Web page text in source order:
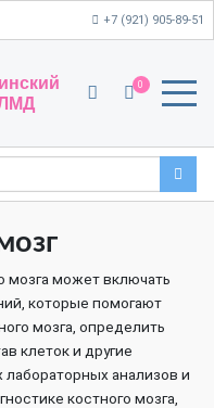
+7 (921) 905-89-51
0
мозга может включать
которые помогают
мозга, определить
клеток и другие
анализов и
костного мозга,